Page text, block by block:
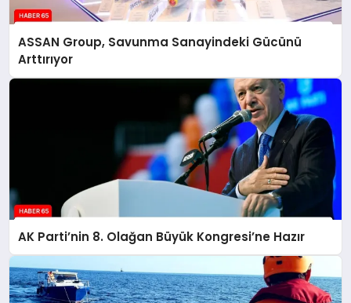
ASSAN Group, Savunma Sanayindeki Gücünü
Arttırıyor
AK Parti’nin 8. Olağan Büyük Kongresi’ne Hazır